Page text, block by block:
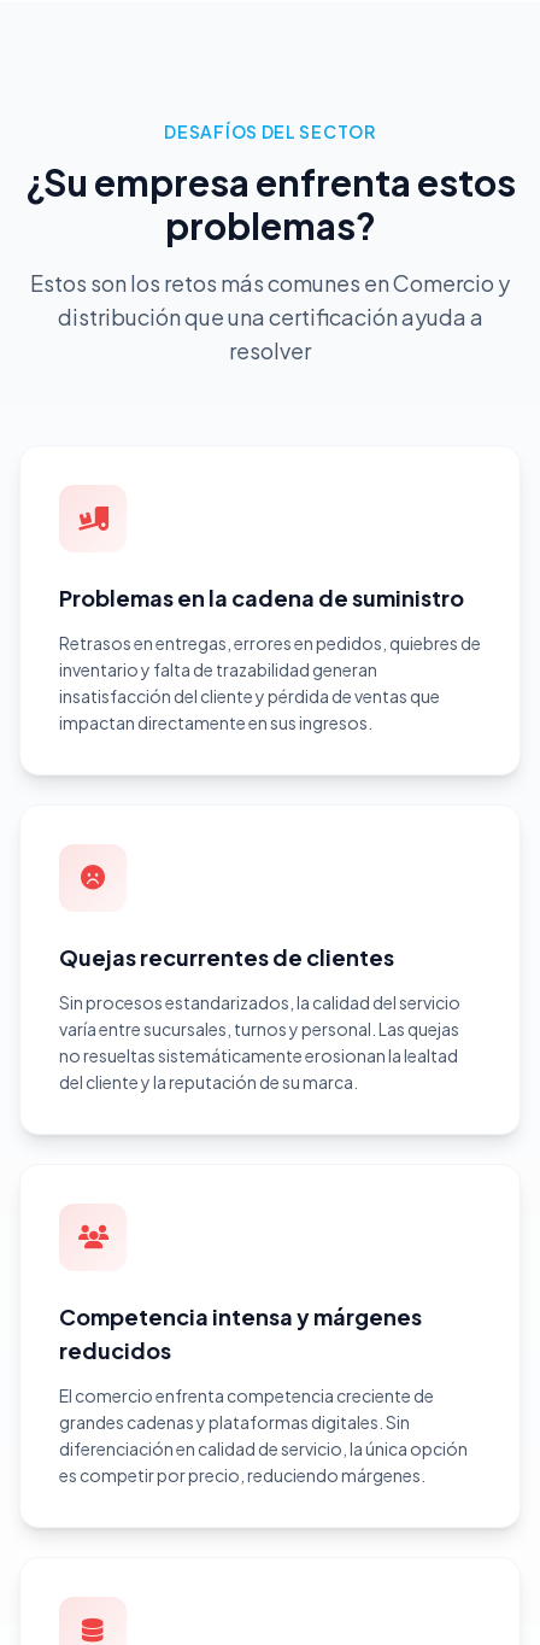
DESAFÍOS DEL SECTOR
¿Su empresa enfrenta estos
problemas?
Estos son los retos más comunes en Comercio y
distribución que una certificación ayuda a
resolver
Problemas en la cadena de suministro
Retrasos en entregas, errores en pedidos, quiebres de
inventario y falta de trazabilidad generan
insatisfacción del cliente y pérdida de ventas que
impactan directamente en sus ingresos.
Quejas recurrentes de clientes
Sin procesos estandarizados, la calidad del servicio
varía entre sucursales, turnos y personal. Las quejas
no resueltas sistemáticamente erosionan la lealtad
del cliente y la reputación de su marca.
Competencia intensa y márgenes
reducidos
El comercio enfrenta competencia creciente de
grandes cadenas y plataformas digitales. Sin
diferenciación en calidad de servicio, la única opción
es competir por precio, reduciendo márgenes.